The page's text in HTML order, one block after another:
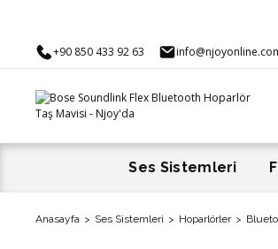
+90 850 433 92 63
Ses Sistemleri
Anasayfa Ses Sistemleri Hoparlörler